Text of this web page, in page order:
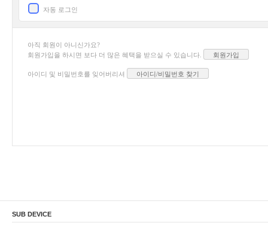
자동 로그인
아직 회원이 아니신가요?
회원가입을 하시면 보다 더 많은 혜택을 받으실 수 있습니다.
회원가입
아이디 및 비밀번호를 잊어버리셔 아이디/비밀번호 찾기
SUB DEVICE